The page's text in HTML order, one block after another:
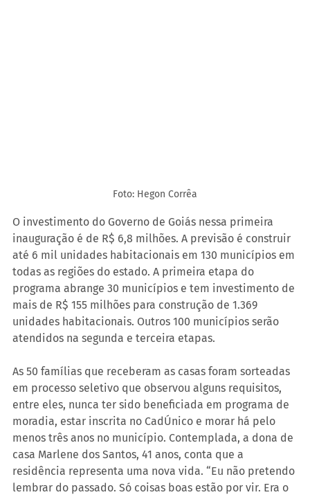
Foto: Hegon Corrêa
O investimento do Governo de Goiás nessa primeira
inauguração é de R$ 6,8 milhões. A previsão é construir
até 6 mil unidades habitacionais em 130 municípios em
todas as regiões do estado. A primeira etapa do
programa abrange 30 municípios e tem investimento de
mais de R$ 155 milhões para construção de 1.369
unidades habitacionais. Outros 100 municípios serão
atendidos na segunda e terceira etapas.
As 50 famílias que receberam as casas foram sorteadas
em processo seletivo que observou alguns requisitos,
entre eles, nunca ter sido beneficiada em programa de
moradia, estar inscrita no CadÚnico e morar há pelo
menos três anos no município. Contemplada, a dona de
casa Marlene dos Santos, 41 anos, conta que a
residência representa uma nova vida. “Eu não pretendo
lembrar do passado. Só coisas boas estão por vir. Era o